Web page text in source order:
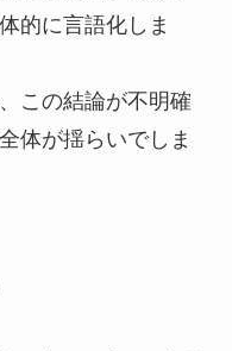
的に言語化しま
この結論が不明確
体が揺らいでしま